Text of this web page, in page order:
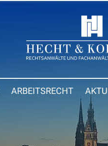
ARBEITSRECHT